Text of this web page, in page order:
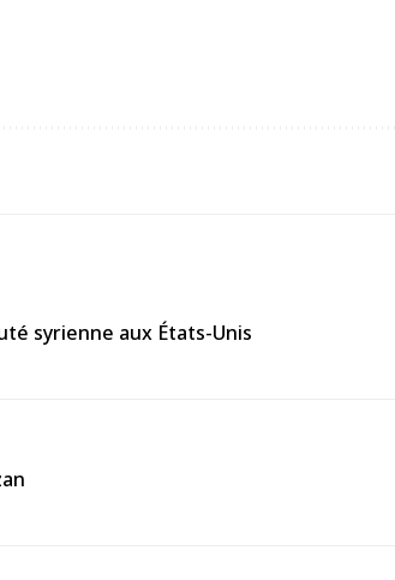
syrienne aux États-Unis